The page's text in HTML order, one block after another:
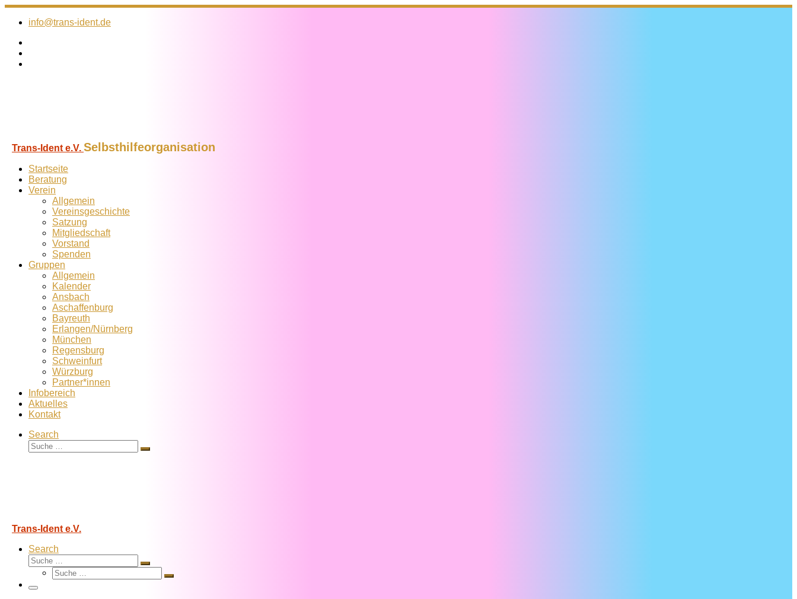
Zum
Inhalt
info@trans-ident.de
Trans-Ident e.V. Selbsthilfeorganisation
Startseite
Beratung
Verein
Allgemein
Vereins­geschichte
Satzung
Mitglied­schaft
Vorstand
Spenden
Gruppen
Allgemein
Kalender
Ansbach
Aschaffenburg
Bayreuth
Erlangen/Nürnberg
München
Regensburg
Schweinfurt
Würzburg
Partner*innen
Infobereich
Aktuelles
Kontakt
Search
Suche
Suche
Trans-Ident e.V.
Search
Suche
Suche
Suche
Suche
Menü